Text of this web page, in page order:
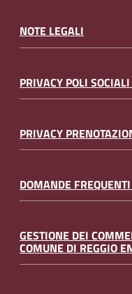
NOTE LEGALI
PRIVACY POLI
PRIVACY
DOMANDE
GESTIONE DEI
COMUNE DI REGGIO